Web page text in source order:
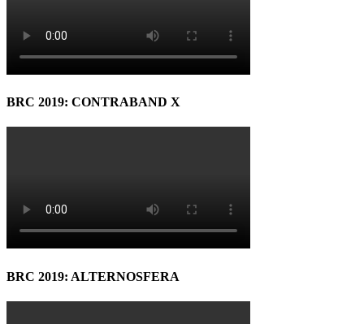
BRC 2019: CONTRABAND X
BRC 2019: ALTERNOSFERA